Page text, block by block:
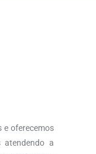
e oferecemos
atendendo a